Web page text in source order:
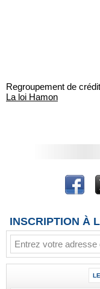
Regroupement de
La loi Hamon
INSCRIPTION À